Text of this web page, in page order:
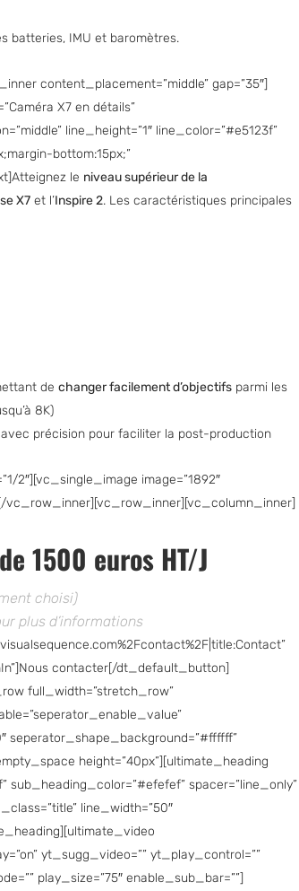
batteries, IMU et baromètres.
content_placement=”middle” gap=”35″]
X7 en détails”
line_height=”1″ line_color=”#e5123f”
bottom:15px;”
le niveau supérieur de la
X7et l’Inspire 2. Les caractéristiques principales
de changer facilement d’objectifsparmi les
8K)
précision pour faciliter la post-production
image=”1892″
vc_row_inner][vc_row_inner][vc_column_inner]
1500 euros HT/J
choisi)
plus d’informations
contacter[/dt_default_button]
full_width=”stretch_row”
seperator_shape_background=”#ffffff”
height=”40px”][ultimate_heading
sub_heading_color=”#efefef” spacer=”line_only”
line_width=”50″
yt_sugg_video=”” yt_play_control=””
play_size=”75″ enable_sub_bar=””]